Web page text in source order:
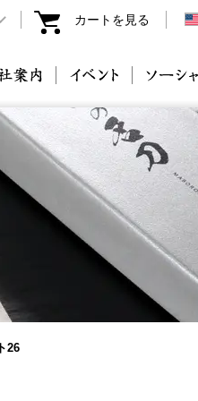
カートを見る
掲載 会社案内 イベント
26